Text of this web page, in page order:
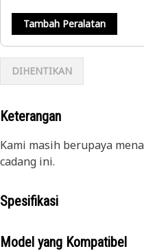
Tambah Peralatan
DIHENTIKAN
Keterangan
Kami masih berupaya
cadang ini.
Spesifikasi
Model yang Kompatibel